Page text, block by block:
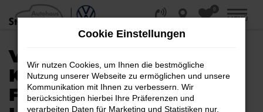
Zum
Hauptinhalt
0
MENÜ
VW GOLF SPORTSVAN
KAUFEN, LEASEN,
FINANZIEREN |
Cookie Einstellungen
Wir nutzen Cookies, um Ihnen die bestmögliche
Nutzung unserer Webseite zu ermöglichen und unsere
Kommunikation mit Ihnen zu verbessern. Wir
berücksichtigen hierbei Ihre Präferenzen und
verarbeiten Daten für Marketing und Statistiken nur,